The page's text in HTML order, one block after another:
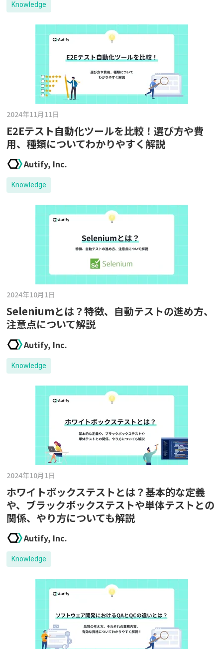
Knowledge
2024年11月11日
E2Eテスト自動化ツールを比較！選び方や費
用、種類についてわかりやすく解説
Autify, Inc.
Knowledge
2024年10月1日
Seleniumとは？特徴、自動テストの進め方、
注意点について解説
Autify, Inc.
Knowledge
2024年10月1日
ホワイトボックステストとは？基本的な定義
や、ブラックボックステストや単体テストとの
関係、やり方についても解説
Autify, Inc.
Knowledge